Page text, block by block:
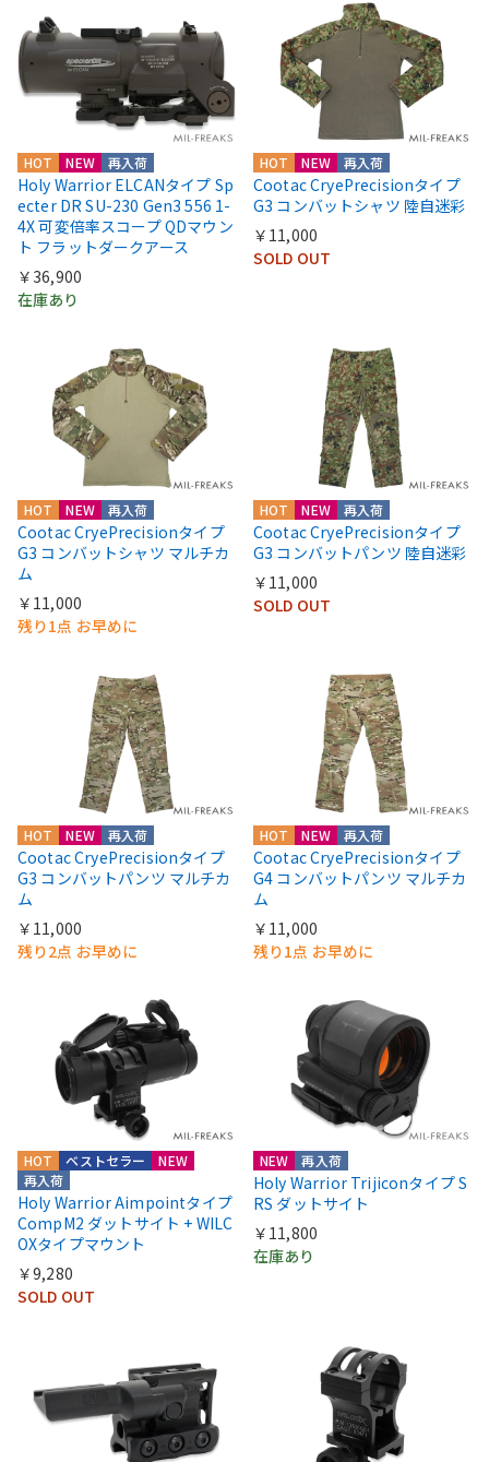
HOT NEW 再入荷
Holy Warrior ELCANタイプ Sp
ecter DR SU-230 Gen3 556 1-
4X 可変倍率スコープ QDマウン
ト フラットダークアース
￥36,900
在庫あり
HOT NEW 再入荷
Cootac CryePrecisionタイプ
G3 コンバットシャツ 陸自迷彩
￥11,000
SOLD OUT
HOT NEW 再入荷
Cootac CryePrecisionタイプ
G3 コンバットシャツ マルチカ
ム
￥11,000
残り1点 お早めに
HOT NEW 再入荷
Cootac CryePrecisionタイプ
G3 コンバットパンツ 陸自迷彩
￥11,000
SOLD OUT
HOT NEW 再入荷
Cootac CryePrecisionタイプ
G3 コンバットパンツ マルチカ
ム
￥11,000
残り2点 お早めに
HOT NEW 再入荷
Cootac CryePrecisionタイプ
G4 コンバットパンツ マルチカ
ム
￥11,000
残り1点 お早めに
HOT
NEW
再入荷
ベストセラー
Holy Warrior Aimpointタイプ
CompM2 ダットサイト + WILC
OXタイプマウント
￥9,280
SOLD OUT
NEW 再入荷
Holy Warrior Trijiconタイプ S
RS ダットサイト
￥11,800
在庫あり